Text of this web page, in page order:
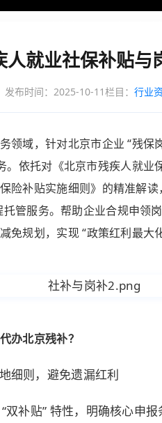
人就业社保补贴与
发布时间：2025-10-11栏目： 行业
领域，针对北京市企业 “残
。依托对《北京市残疾人就业
险补贴实施细则》的精准解
管服务。帮助企业合规申领
减免规划，实现 “政策红利最大
办北京残补？
细则，避免遗漏红利
双补贴” 特性，明确核心申